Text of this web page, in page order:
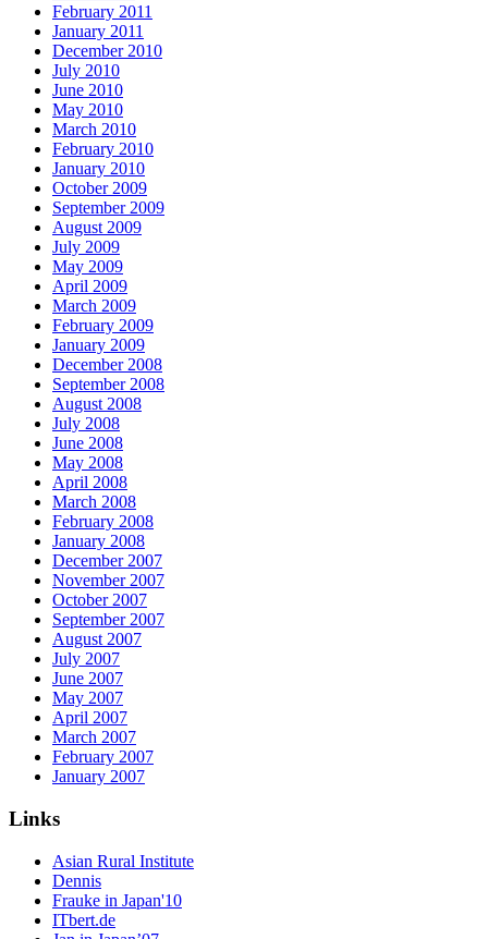
February 2011
January 2011
December 2010
July 2010
June 2010
May 2010
March 2010
February 2010
January 2010
October 2009
September 2009
August 2009
July 2009
May 2009
April 2009
March 2009
February 2009
January 2009
December 2008
September 2008
August 2008
July 2008
June 2008
May 2008
April 2008
March 2008
February 2008
January 2008
December 2007
November 2007
October 2007
September 2007
August 2007
July 2007
June 2007
May 2007
April 2007
March 2007
February 2007
January 2007
Links
Asian Rural Institute
Dennis
Frauke in Japan'10
ITbert.de